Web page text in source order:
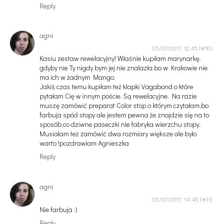
Reply
agni
05/07/2017, 12:45
Kasiu zestaw rewelacyjny! Właśnie kupiłam marynarkę,
gdyby nie Ty nigdy bym jej nie znalazła bo w Krakowie nie
ma ich w żadnym Mango.
Jakiś czas temu kupiłam też klapki Vagabond o które
pytałam Cię w innym poście. Są rewelacyjne. Na razie
muszę zamówić preparat Color stop o którym czytałam,bo
farbuja spód stopy ale jestem pewna że znajdzie się na to
sposób.co dziwne paseczki nie fabryka wierzchu stopy.
Musiałam też zamówić dwa rozmiary większe ale było
warto !pozdrawiam Agnieszka
Reply
agni
05/07/2017, 14:45
Nie farbuja :)